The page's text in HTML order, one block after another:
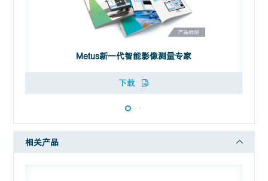
Metus新一代智能影像测量专家
下载
相关产品